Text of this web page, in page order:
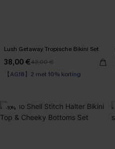
Lush Getaway Tropische Bikini Set
38,00 €43,00 €
【AG18】2 met 10% korting
High Waist
-10%